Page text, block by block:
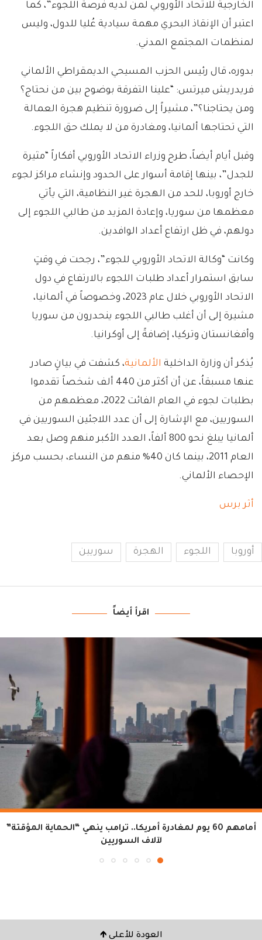
الخارجية للاتحاد الأوروبي لمن لديه فرصة اللجوء”، كما
اعتبر أن الإنقاذ البحري مهمة سيادية عُليا للدول، وليس
لمنظمات المجتمع المدني.
بدوره، قال رئيس الحزب المسيحي الديمقراطي الألماني
فريدريش ميرتس: “علينا التفرقة بوضوح بين من نحتاج؟
ومن يحتاجنا؟”، مشيراً إلى ضرورة تنظيم هجرة العمالة
التي تحتاجها ألمانيا، ومغادرة من لا يملك حق اللجوء.
وقبل أيام أيضاً، طرح وزراء الاتحاد الأوروبي أفكاراً “مثيرة
للجدل”، بينها إقامة أسوار على الحدود وإنشاء مراكز لجوء
خارج أوروبا، للحد من الهجرة غير النظامية، التي يأتي
معظمها من سوريا، وإعادة المزيد من طالبي اللجوء إلى
دولهم، في ظل ارتفاع أعداد الوافدين.
وكانت “وكالة الاتحاد الأوروبي للجوء”، رجحت في وقتٍ
سابق استمرار أعداد طلبات اللجوء بالارتفاع في دول
الاتحاد الأوروبي خلال عام 2023، وخصوصاً في ألمانيا،
مشيرة إلى أن أغلب طالبي اللجوء ينحدرون من سوريا
وأفغانستان وتركيا، إضافةً إلى أوكرانيا.
يُذكر أن وزارة الداخلية الألمانية، كشفت في بيانٍ صادر
عنها مسبقاُ، عن أن أكثر من 440 ألف شخصاً تقدموا
بطلبات لجوء في العام الفائت 2022، معظمهم من
السوريين، مع الإشارة إلى أن عدد اللاجئين السوريين في
ألمانيا يبلغ نحو 800 ألفاً، العدد الأكبر منهم وصل بعد
العام 2011، بينما كان 40% منهم من النساء، بحسب مركز
الإحصاء الألماني.
أثر برس
أوروبا اللجوء الهجرة سوريين
اقرأ أيضاً
أمامهم 60 يوم لمغادرة أمريكا.. ترامب ينهي “الحماية المؤقتة”
لآلاف السوريين
العودة للأعلى 🡹